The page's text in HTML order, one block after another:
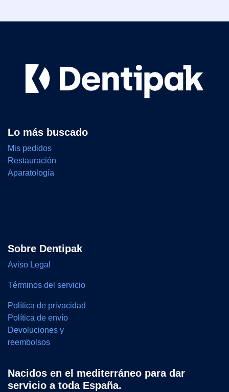
Lo más buscado
Mis pedidos
Restauración
Aparatología
Sobre Dentipak
Aviso Legal
Términos del servicio
Política de privacidad
Política de envío
Devoluciones y
reembolsos
Nacidos en el mediterráneo para dar
servicio a toda España.